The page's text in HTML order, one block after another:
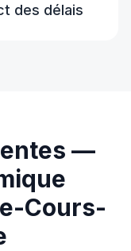
des délais
—
Cours-